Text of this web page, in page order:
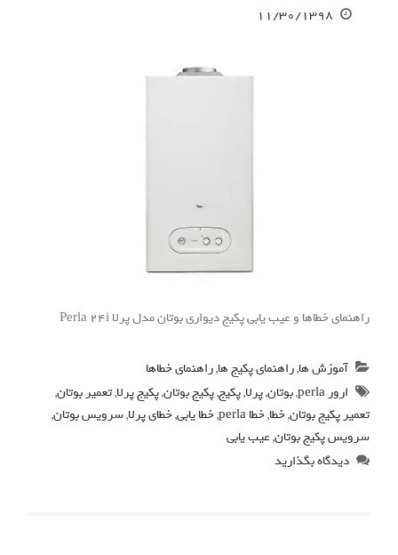
۱۱/۳۰/۱۳۹۸
راهنمای خطاها و عیب یابی پکیج دیواری بوتان مدل پرلا Perla 24i
آموزش ها,راهنمای پکیج ها,راهنمای خطاها
ارور perla
,بوتان,پرلا,پکیج,پکیج بوتان,پکیج پرلا,تعمیر بوتان,
تعمیر پکیج بوتان,خطا,خطا perla ,خطا یابی,خطای پرلا,سرویس بوتان,
سرویس پکیج بوتان,عیب یابی
دیدگاه بگذارید